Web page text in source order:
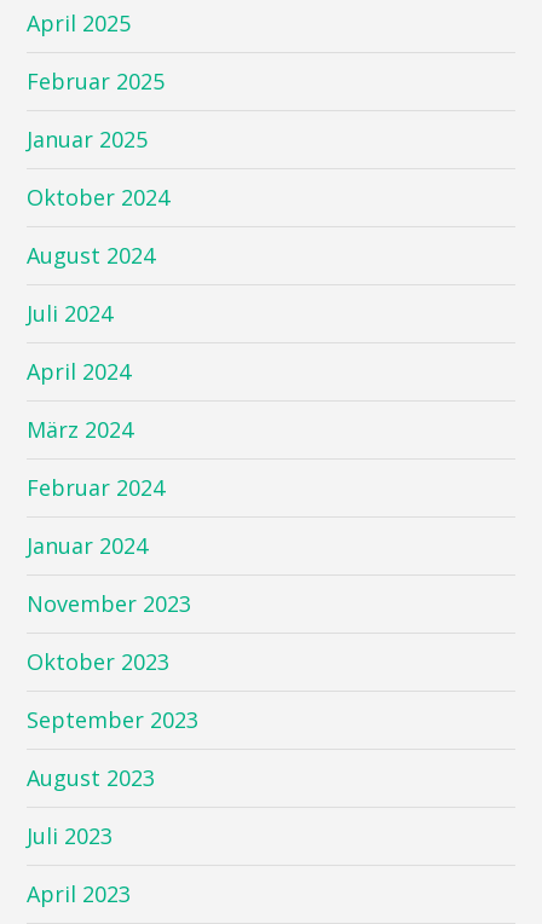
April 2025
Februar 2025
Januar 2025
Oktober 2024
August 2024
Juli 2024
April 2024
März 2024
Februar 2024
Januar 2024
November 2023
Oktober 2023
September 2023
August 2023
Juli 2023
April 2023